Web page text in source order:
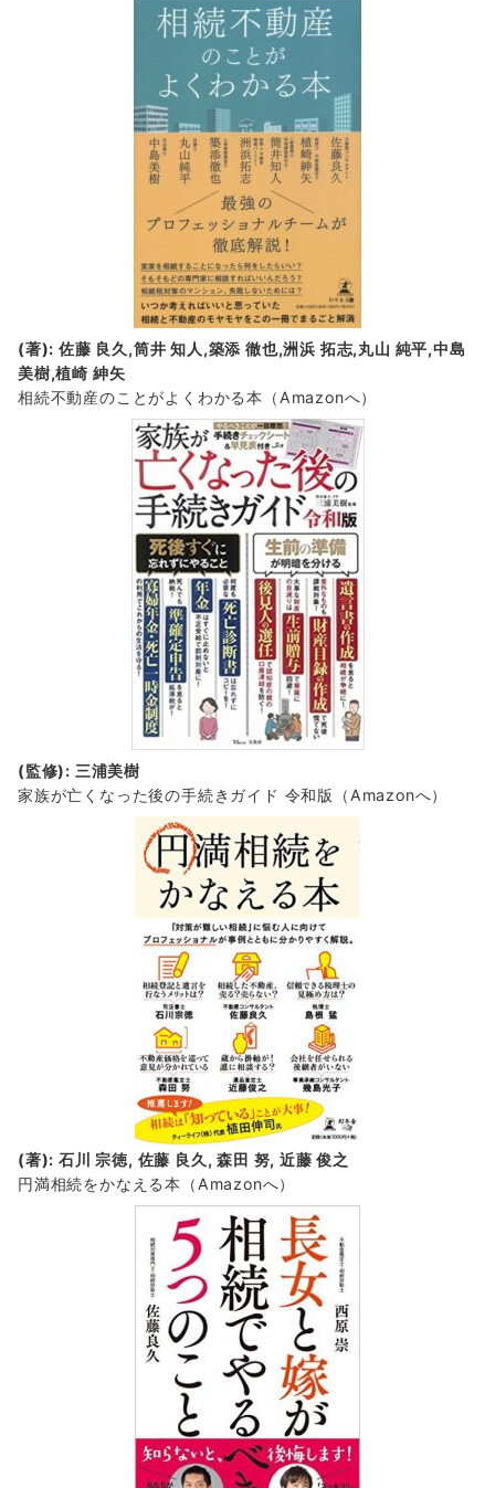
(著): 佐藤 良久,筒井 知人,築添 徹也,洲浜 拓志,丸山 純平,中島
美樹,植崎 紳矢
相続不動産のことがよくわかる本（Amazonへ）
(監修): 三浦美樹
家族が亡くなった後の手続きガイド 令和版（Amazonへ）
(著): 石川 宗徳, 佐藤 良久, 森田 努, 近藤 俊之
円満相続をかなえる本（Amazonへ）